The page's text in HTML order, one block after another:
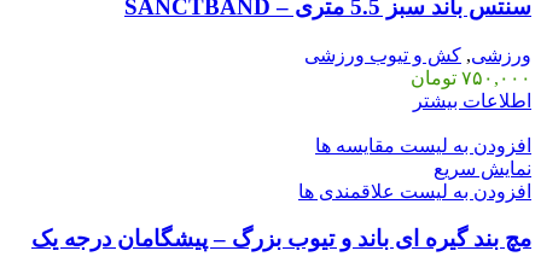
سنتس باند سبز 5.5 متری – SANCTBAND
ورزشی, کش و تیوب ورزشی
۷۵۰,۰۰۰ تومان
اطلاعات بیشتر
افزودن به لیست مقایسه ها
نمایش سریع
افزودن به لیست علاقمندی ها
مچ بند گیره ای باند و تیوب بزرگ – پیشگامان درجه یک